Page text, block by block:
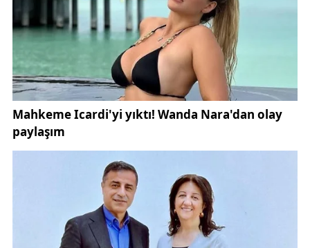
öpme heyecanı, verilen harçlıkların sevinci… Bunlar
bir şehrin en canlı hafızasıdır. Çocuklar orada
bayramı öğrenmez, yaşar. Bugün büyük şehirlerde
bayram çoğu zaman planlı, hızlı ve kısa. Ama
Sivas’ta bayramın planı yoktur. Bir kapı çalınır,
ardından başka bir kapı… Sohbet uzar, zaman esner.
İnsanlar birbirine “gitmek zorunda olduğu için” değil,
“kalmak istediği için” vakit ayırır. Eğer Sivas’ta
bayramı yaşıyor olsaydım, şunu daha net
hissederdim: Bayram bazen bir etkinlik değil, bir
hatırlama biçimidir. İnsanı hızdan değil, uzaklıktan
geri çağırır. İnsanı kalabalığa değil, bağa yaklaştırır.
Kurban Bayramı’nın; hatıraları yormayan, insanı